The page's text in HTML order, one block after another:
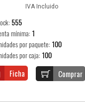
IVA Incluido
555
mínima: 1
por paquete: 100
por caja: 100
Comprar
Ficha